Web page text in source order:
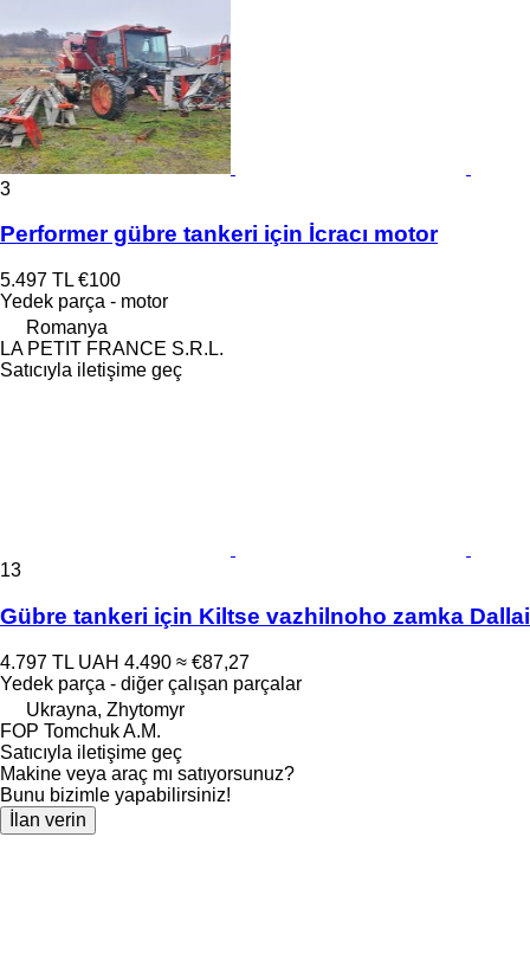
3
Performer gübre tankeri için İcracı motor
5.497 TL €100
Yedek parça - motor
Romanya
LA PETIT FRANCE S.R.L.
Satıcıyla iletişime geç
13
Gübre tankeri için Kiltse vazhilnoho zamka Dallai
4.797 TL UAH 4.490 ≈ €87,27
Yedek parça - diğer çalışan parçalar
Ukrayna, Zhytomyr
FOP Tomchuk A.M.
Satıcıyla iletişime geç
Makine veya araç mı satıyorsunuz?
Bunu bizimle yapabilirsiniz!
İlan verin